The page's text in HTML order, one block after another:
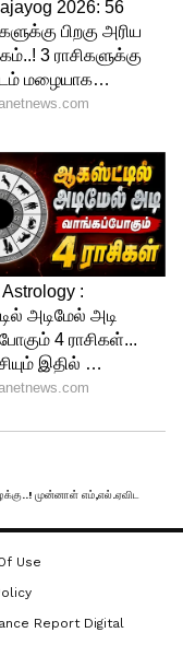
மணி
பதில்
Use
Report Digital